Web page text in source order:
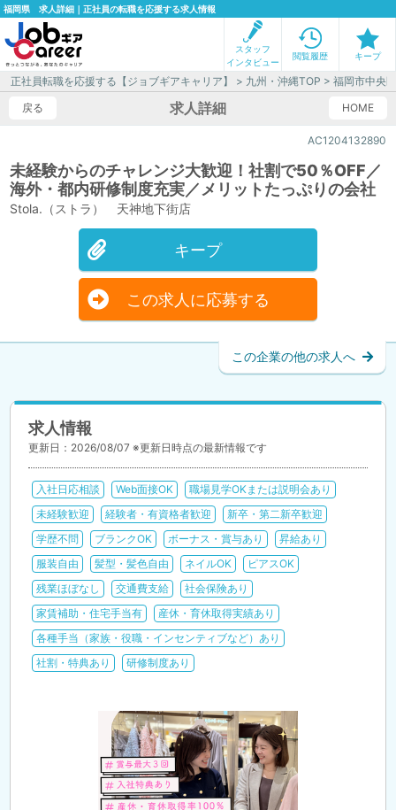
福岡県 求人詳細｜正社員の転職を応援する求人情報
スタッフ
インタビュー
閲覧履歴 キープ
正社員転職を応援する【ジョブギアキャリア】 > 九州・沖縄TOP >福岡市中央
戻る
HOME
求人詳細
AC1204132890
未経験からのチャレンジ大歓迎！社割で50％OFF／
海外・都内研修制度充実／メリットたっぷりの会社
Stola.（ストラ） 天神地下街店
キープ
この求人に応募する
この企業の他の求人へ
求人情報
更新日：2026/08/07 ※更新日時点の最新情報です
入社日応相談 Web面接OK
職場見学OKまたは説明会あり
未経験歓迎
経験者・有資格者歓迎
新卒・第二新卒歓迎
学歴不問
ブランクOK ボーナス・賞与あり
昇給あり
服装自由
髪型・髪色自由 ネイルOK
ピアスOK
残業ほぼなし
交通費支給
社会保険あり
家賃補助・住宅手当有
産休・育休取得実績あり
各種手当（家族・役職・インセンティブなど）あり
社割・特典あり
研修制度あり